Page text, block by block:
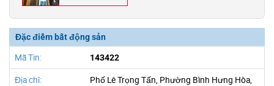
Đặc điểm bất động sản
Mã Tin: 143422
Địa chỉ:
Phố Lê Trọng Tấn, Phường Bình Hưng Hòa,